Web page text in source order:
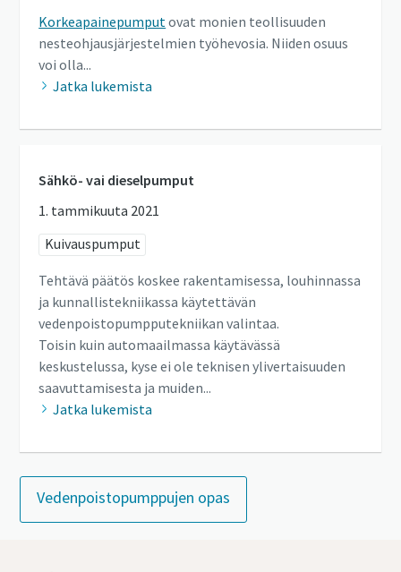
Korkeapainepumputovat monien teollisuuden
nesteohjausjärjestelmien työhevosia. Niiden osuus
voi olla...
Jatka lukemista
Sähkö- vai dieselpumput
1. tammikuuta 2021
Kuivauspumput
Tehtävä päätös koskee rakentamisessa, louhinnassa
ja kunnallistekniikassa käytettävän
vedenpoistopumpputekniikan valintaa.
Toisin kuin automaailmassa käytävässä
keskustelussa, kyse ei ole teknisen ylivertaisuuden
saavuttamisesta ja muiden...
Jatka lukemista
Vedenpoistopumppujen opas